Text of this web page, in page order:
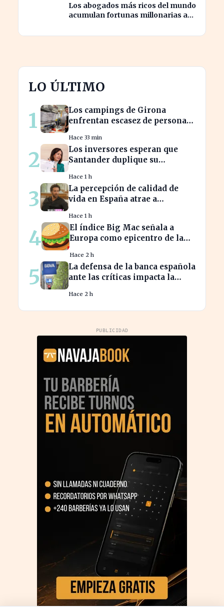
Los abogados más ricos del mundo
acumulan fortunas millonarias a
LO ÚLTIMO
1
Los campings de Girona
enfrentan escasez de personal
cubrirla
Hace 33 min
2
Los inversores esperan que
Santander duplique su
GVC Gaesco
Hace 1 h
3
La percepción de calidad de
vida en España atrae a
más altos
Hace 1 h
4
El índice Big Mac señala a
Europa como epicentro de la
Hace 2 h
5
La defensa de la banca española
ante las críticas impacta la
hipotecario
Hace 2 h
PUBLICIDAD